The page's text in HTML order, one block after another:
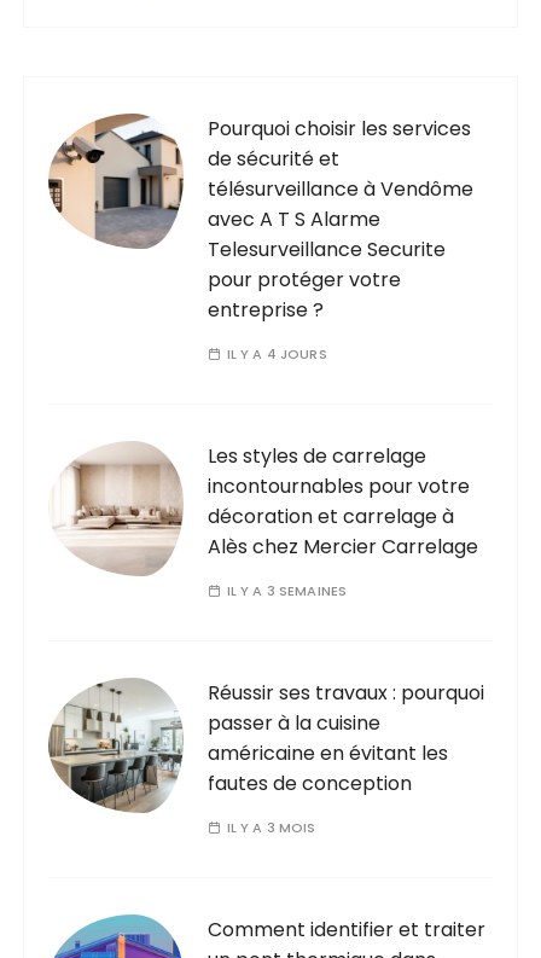
Pourquoi choisir les services
de sécurité et
télésurveillance à Vendôme
avec A T S Alarme
Telesurveillance Securite
pour protéger votre
entreprise ?
IL Y A 4 JOURS
Les styles de carrelage
incontournables pour votre
décoration et carrelage à
Alès chez Mercier Carrelage
IL Y A 3 SEMAINES
Réussir ses travaux : pourquoi
passer à la cuisine
américaine en évitant les
fautes de conception
IL Y A 3 MOIS
Comment identifier et traiter